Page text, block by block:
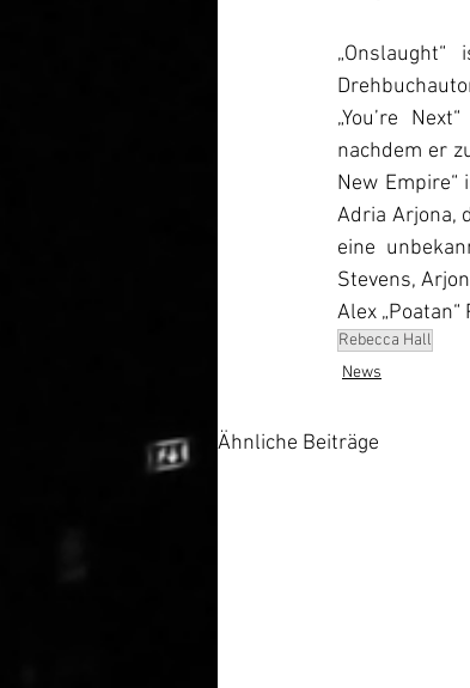
„You’re
nachdem er
New
Adria Arjona,
eine
Stevens,
Alex
Rebecca Hall
News
Ähnliche Beiträge